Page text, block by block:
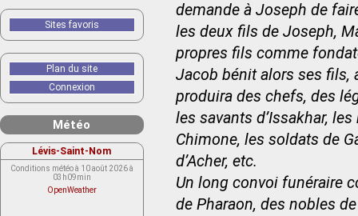
demande à Joseph de
les deux fils de Joseph,
propres fils comme
Jacob bénit alors ses fils,
produira des chefs, des
les savants d’Issakhar,
Chimone, les soldats de
d’Acher, etc.
Un long convoi funéraire
de Pharaon, des nobles
Sites favoris
Plan du site
Connexion
Météo
Lévis-Saint-Nom
Conditions météo à 10 août 2026 à
03h09min
OpenWeather